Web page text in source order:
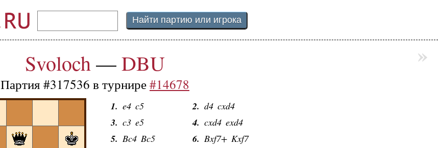
Svoloch—DBU
Партия #317536 в турнире#14678
1. e4 c5 2. d4 cxd4
3. c3 e5 4. cxd4 exd4
5. Bc4 Bc5 6. Bxf7+ Kxf7
»